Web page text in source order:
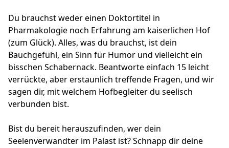
Du brauchst weder einen Doktortitel in
Pharmakologie noch Erfahrung am kaiserlichen Hof
(zum Glück). Alles, was du brauchst, ist dein
Bauchgefühl, ein Sinn für Humor und vielleicht ein
bisschen Schabernack. Beantworte einfach 15 leicht
verrückte, aber erstaunlich treffende Fragen, und wir
sagen dir, mit welchem Hofbegleiter du seelisch
verbunden bist.
Bist du bereit herauszufinden, wer dein
Seelenverwandter im Palast ist? Schnapp dir deine